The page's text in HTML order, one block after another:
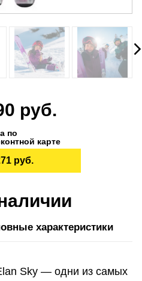
руб.
по
карте
руб.
характеристики
Sky — одни из самых